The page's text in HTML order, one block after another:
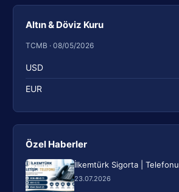
Altın & Döviz Kuru
TCMB · 08/05/2026
USD
EUR
Özel Haberler
İlkemtürk Sigorta | Telefonu
23.07.2026